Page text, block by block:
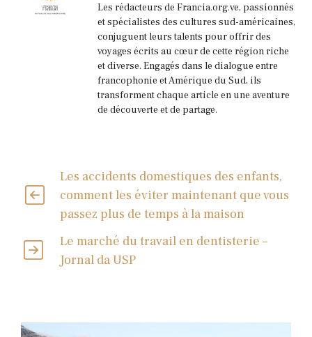
Les rédacteurs de Francia.org.ve, passionnés
et spécialistes des cultures sud-américaines,
conjuguent leurs talents pour offrir des
voyages écrits au cœur de cette région riche
et diverse. Engagés dans le dialogue entre
francophonie et Amérique du Sud, ils
transforment chaque article en une aventure
de découverte et de partage.
Les accidents domestiques des enfants,
comment les éviter maintenant que vous
passez plus de temps à la maison
Le marché du travail en dentisterie –
Jornal da USP